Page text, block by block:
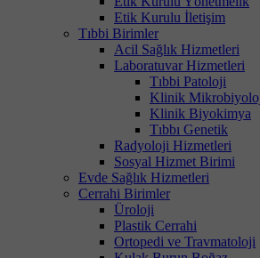
Etik Kurulu İletişim
Tıbbi Birimler
Acil Sağlık Hizmetleri
Laboratuvar Hizmetleri
Tıbbi Patoloji
Klinik
Klinik Biyokimya
Tıbbı Genetik
Radyoloji Hizmetleri
Sosyal Hizmet Birimi
Evde Sağlık Hizmetleri
Cerrahi Birimler
Üroloji
Plastik Cerrahi
Ortopedi ve Travmatoloji